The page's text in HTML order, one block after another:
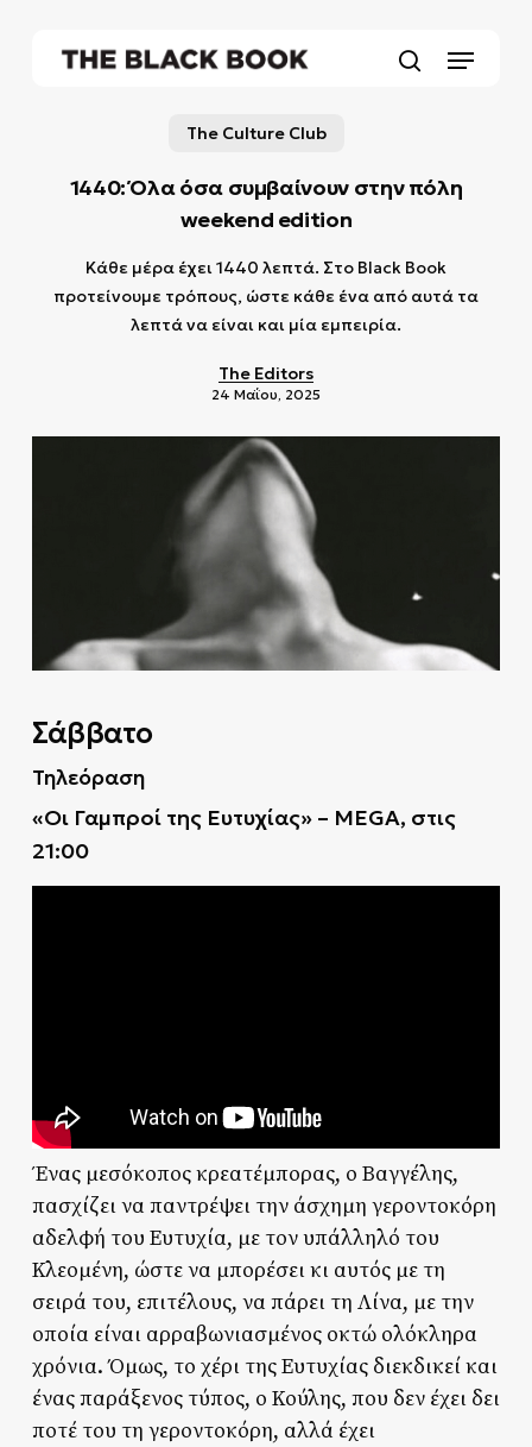
Menu
The Culture Club
1440: Όλα όσα συμβαίνουν στην πόλη
weekend edition
Κάθε μέρα έχει 1440 λεπτά. Στο Black Book
προτείνουμε τρόπους, ώστε κάθε ένα από αυτά τα
λεπτά να είναι και μία εμπειρία.
The Editors
24 Μαΐου, 2025
Σάββατο
Τηλεόραση
«Οι Γαμπροί της Ευτυχίας» – MEGA, στις
21:00
Ένας μεσόκοπος κρεατέμπορας, ο Βαγγέλης,
πασχίζει να παντρέψει την άσχημη γεροντοκόρη
αδελφή του Ευτυχία, με τον υπάλληλό του
Κλεομένη, ώστε να μπορέσει κι αυτός με τη
σειρά του, επιτέλους, να πάρει τη Λίνα, με την
οποία είναι αρραβωνιασμένος οκτώ ολόκληρα
χρόνια. Όμως, το χέρι της Ευτυχίας διεκδικεί και
ένας παράξενος τύπος, ο Κούλης, που δεν έχει δει
ποτέ του τη γεροντοκόρη, αλλά έχει